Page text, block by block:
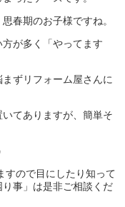
春期のお子様ですね。
が多く「やってます
ずリフォーム屋さんに
てありますが、簡単そ
すので目にしたり知って
事」は是非ご相談くだ